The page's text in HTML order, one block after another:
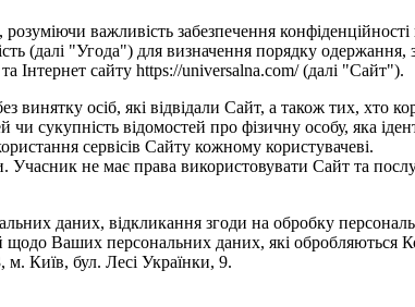
важливість забезпечення
(далі "Угода") для визначення порядку одержання,
сайту https://universalna.com/ (далі "Сайт").
винятку осіб, які відвідали Сайт, а також тих, хто
сукупність відомостей про фізичну особу, яка
сервісів Сайту кожному користувачеві.
не має права використовувати Сайт та
даних, відкликання згоди на обробку
щодо Ваших персональних даних, які обробляються
м. Київ, бул. Лесі Українки, 9.